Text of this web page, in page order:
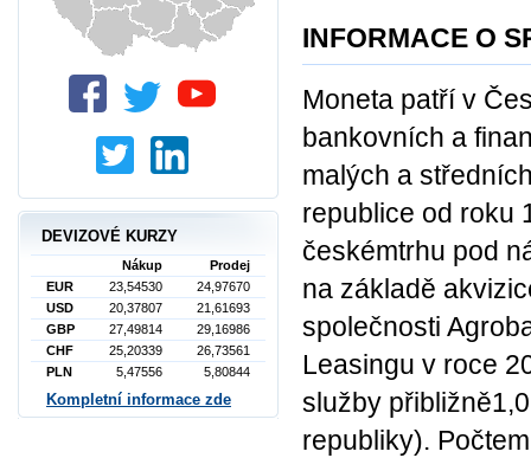
INFORMACE O
Moneta patří v
bankovních a
malých a
republice od roku
českémtrhu pod
na základě
společnosti
Leasingu v roce
služby
republiky).
DEVIZOVÉ KURZY
Nákup
Prodej
EUR
23,54530
24,97670
USD
20,37807
21,61693
GBP
27,49814
29,16986
CHF
25,20339
26,73561
PLN
5,47556 5,80844
Kompletní informace zde